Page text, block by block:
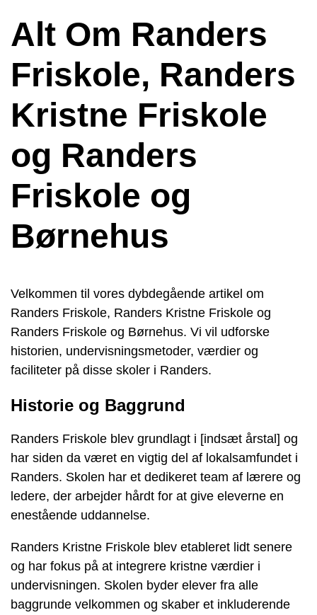
Alt Om Randers
Friskole, Randers
Kristne Friskole
og Randers
Friskole og
Børnehus
Velkommen til vores dybdegående artikel om
Randers Friskole, Randers Kristne Friskole og
Randers Friskole og Børnehus. Vi vil udforske
historien, undervisningsmetoder, værdier og
faciliteter på disse skoler i Randers.
Historie og Baggrund
Randers Friskole blev grundlagt i [indsæt årstal] og
har siden da været en vigtig del af lokalsamfundet i
Randers. Skolen har et dedikeret team af lærere og
ledere, der arbejder hårdt for at give eleverne en
enestående uddannelse.
Randers Kristne Friskole blev etableret lidt senere
og har fokus på at integrere kristne værdier i
undervisningen. Skolen byder elever fra alle
baggrunde velkommen og skaber et inkluderende